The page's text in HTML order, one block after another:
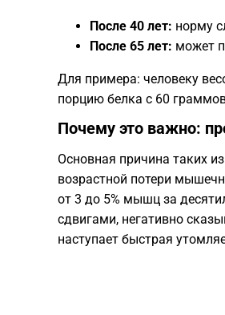
После 40 лет: норму
После 65 лет: может
​Для примера: человеку
порцию белка с 60
​Почему это важно:
​Основная причина таких
возрастной потери
от 3 до 5% мышц за
сдвигами, негативно
наступает быстрая